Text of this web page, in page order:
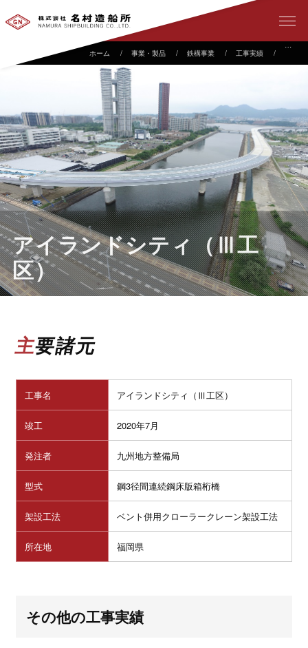
事業・製品 鉄構事業 工事実績
アイランドシティ（Ⅲ工
区）
主要諸元
工事名 アイランドシティ（Ⅲ工区）
竣工 2020年7月
発注者 九州地方整備局
型式 鋼3径間連続鋼床版箱桁橋
架設工法 ベント併用クローラークレーン架設工法
所在地 福岡県
その他の工事実績